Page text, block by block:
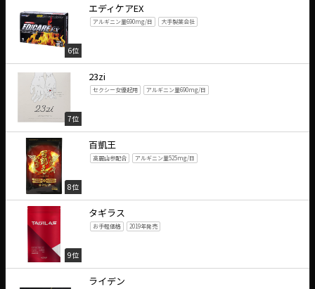
6位
エディケアEX
アルギニン量690mg/日 大手製薬会社
7位
23zi
セクシー女優起用 アルギニン量690mg/日
8位
百凱王
高麗山参配合 アルギニン量525mg/日
9位
タギラス
お手軽価格 2019年発売
ライデン